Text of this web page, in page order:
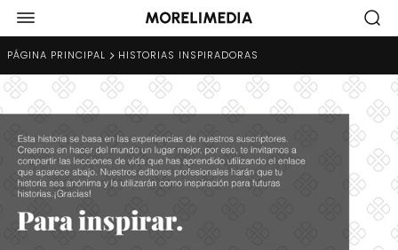
PÁGINA PRINCIPAL HISTORIAS INSPIRADORAS